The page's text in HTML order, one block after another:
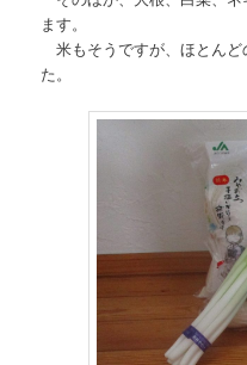
ます。
米もそうですが、ほとんど
た。